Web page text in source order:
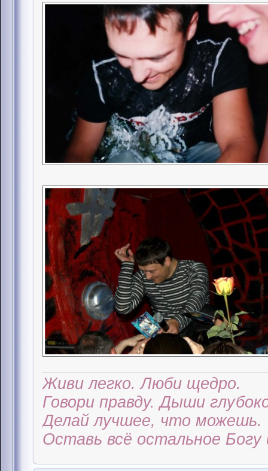
Живи легко. Люби щедро.
Говори правду. Дыши
Делай лучшее, что можешь.
Оставь всё остальное Богу